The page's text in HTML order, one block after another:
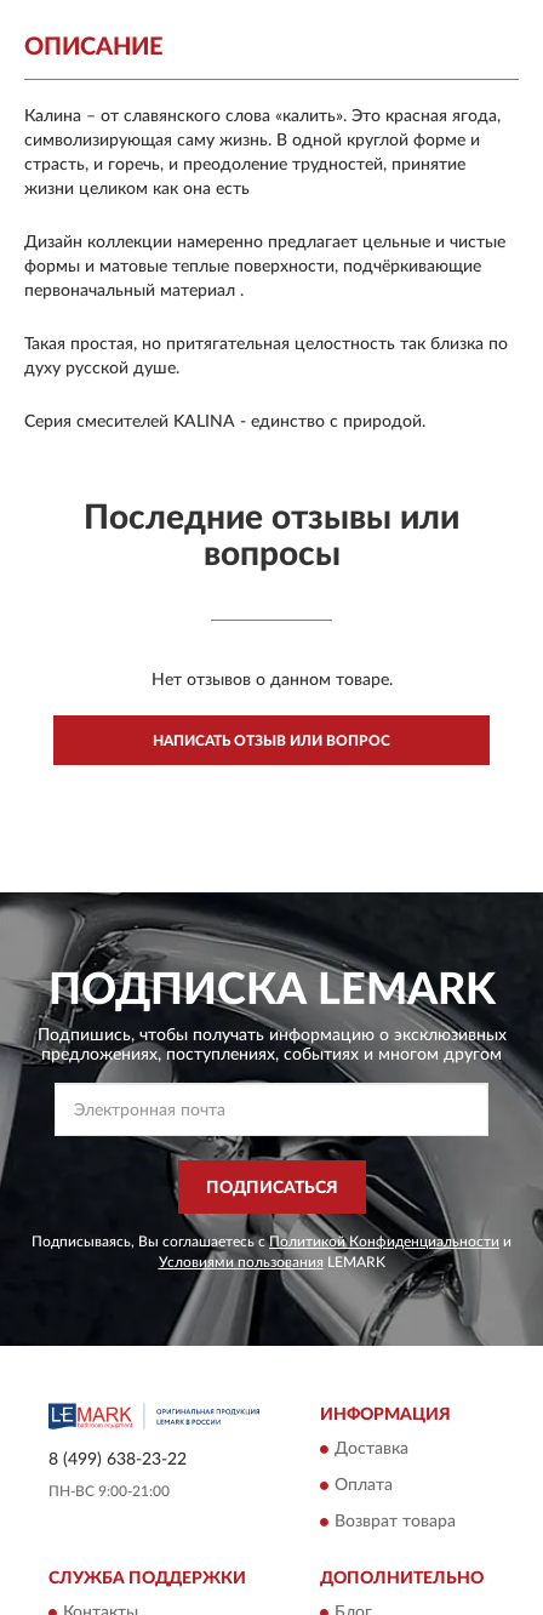
ОПИСАНИЕ
Калина – от славянского слова «калить». Это красная ягода,
символизирующая саму жизнь. В одной круглой форме и
страсть, и горечь, и преодоление трудностей, принятие
жизни целиком как она есть
Дизайн коллекции намеренно предлагает цельные и чистые
формы и матовые теплые поверхности, подчёркивающие
первоначальный материал .
Такая простая, но притягательная целостность так близка по
духу русской душе.
Серия смесителей KALINA - единство с природой.
Последние отзывы или
вопросы
Нет отзывов о данном товаре.
НАПИСАТЬ ОТЗЫВ ИЛИ ВОПРОС
ПОДПИСКАLEMARK
Подпишись, чтобы получать информацию о эксклюзивных
предложениях, поступлениях, событиях и многом другом
ПОДПИСАТЬСЯ
Подписываясь, Вы соглашаетесь сПолитикой Конфиденциальности и
Условиями пользования LEMARK
8 (499) 638-23-22
ПН-ВС 9:00-21:00
ИНФОРМАЦИЯ
Доставка
Оплата
Возврат товара
СЛУЖБА ПОДДЕРЖКИ ДОПОЛНИТЕЛЬНО